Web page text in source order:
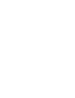
La Policía
contratación
de
contratos en